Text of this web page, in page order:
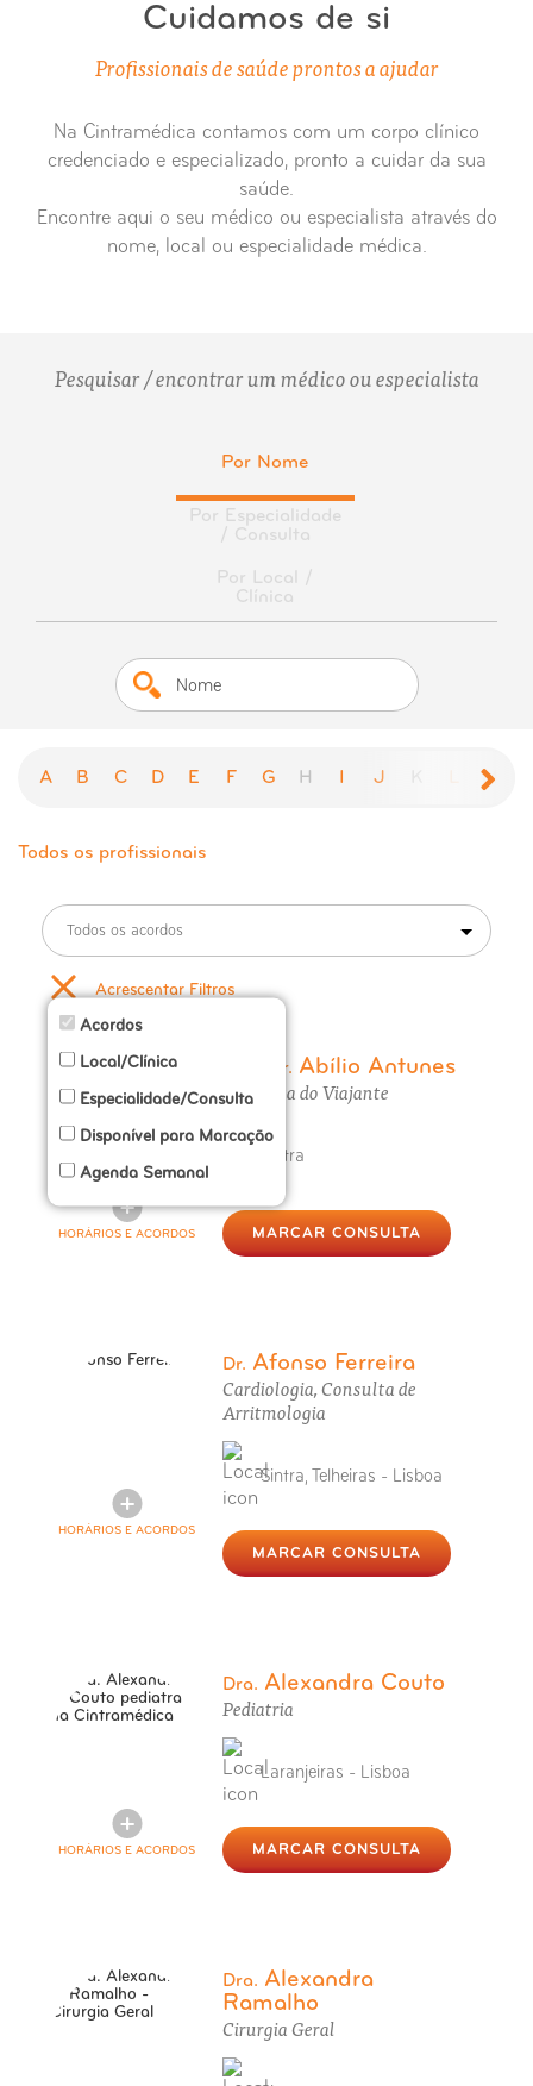
Cuidamos de si
Profissionais de saúde prontos a ajudar
Na Cintramédica contamos com um corpo clínico
credenciado e especializado, pronto a cuidar da sua
saúde.
Encontre aqui o seu médico ou especialista através do
nome, local ou especialidade médica.
Pesquisar / encontrar um médico ou especialista
Por Nome
Por Especialidade
/ Consulta
Por Local /
Clínica
A B C D E F G H I J M
Todos os profissionais
Todos os acordos
Acrescentar Filtros
Acordos
Local/Clínica
Especialidade/Consulta
Disponível para Marcação
Agenda Semanal
HORÁRIOS E ACORDOS
Prof. Dr. Abílio Antunes
Consulta do Viajante
Sintra
MARCAR CONSULTA
HORÁRIOS E ACORDOS
Dr. Afonso Ferreira
Cardiologia, Consulta de
Arritmologia
Sintra, Telheiras - Lisboa
MARCAR CONSULTA
HORÁRIOS E ACORDOS
Dra. Alexandra Couto
Pediatria
Laranjeiras - Lisboa
MARCAR CONSULTA
Dra. Alexandra
Ramalho
Cirurgia Geral